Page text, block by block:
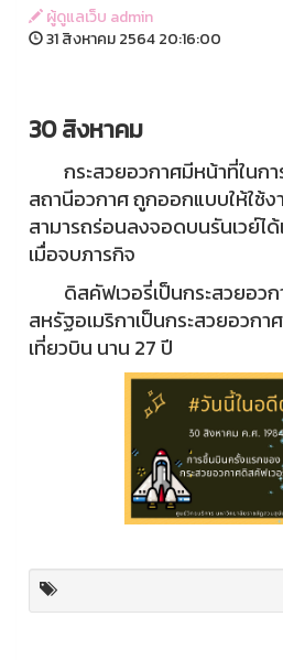
ผู้ดูแลเว็บ admin
31 สิงหาคม 2564 20:16:00
30 สิงหาคม
กระสวยอวกาศมีหน้าที่ในกา
สถานีอวกาศ ถูกออกแบบให้ใช้ง
สามารถร่อนลงจอดบนรันเวย์ไ
เมื่อจบภารกิจ
ดิสคัฟเวอรี่เป็นกระสวยอวก
สหรัฐอเมริกาเป็นกระสวยอวก
เที่ยวบิน นาน 27 ปี